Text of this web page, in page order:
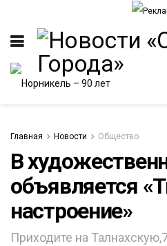
Главная Новости Общество
В
объявляется
настроение»
Приходите на